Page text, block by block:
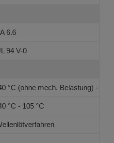
6.6
94 V-0
°C (ohne mech. Belastung) - 105
°C - 105 °C